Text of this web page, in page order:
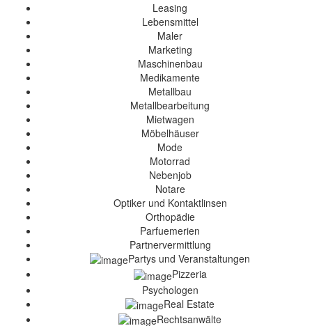
Leasing
Lebensmittel
Maler
Marketing
Maschinenbau
Medikamente
Metallbau
Metallbearbeitung
Mietwagen
Möbelhäuser
Mode
Motorrad
Nebenjob
Notare
Optiker und Kontaktlinsen
Orthopädie
Parfuemerien
Partnervermittlung
Partys und Veranstaltungen
Pizzeria
Psychologen
Real Estate
Rechtsanwälte